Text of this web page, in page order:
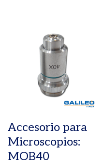
Accesorio para
Microscopios:
MOB40